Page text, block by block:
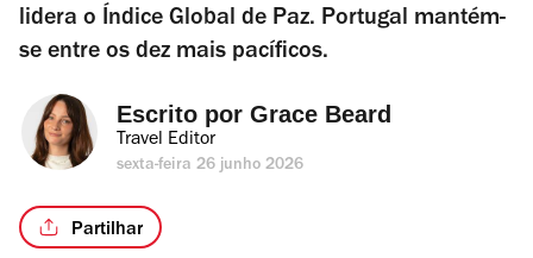
lidera o Índice Global de Paz. Portugal mantém-
se entre os dez mais pacíficos.
Escrito por Grace Beard
Travel Editor
sexta-feira 26 junho 2026
Partilhar